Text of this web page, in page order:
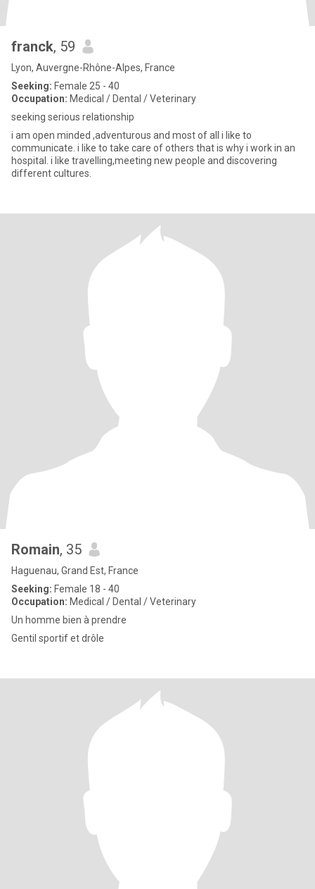
franck, 59
Lyon, Auvergne-Rhône-Alpes, France
Seeking: Female 25 - 40
Occupation: Medical / Dental / Veterinary
seeking serious relationship
i am open minded ,adventurous and most of all i like to
communicate. i like to take care of others that is why i work in an
hospital. i like travelling,meeting new people and discovering
different cultures.
Romain, 35
Haguenau, Grand Est, France
Seeking: Female 18 - 40
Occupation: Medical / Dental / Veterinary
Un homme bien à prendre
Gentil sportif et drôle